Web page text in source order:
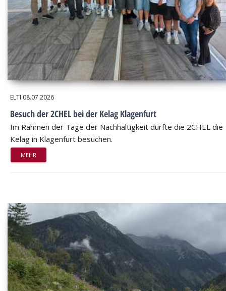
ELTI 08.07.2026
Besuch der 2CHEL bei der Kelag Klagenfurt
Im Rahmen der Tage der Nachhaltigkeit durfte die 2CHEL die
Kelag in Klagenfurt besuchen.
MEHR